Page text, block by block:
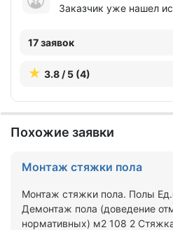
Заказчик уже нашел
17 заявок
3.8 / 5 (4)
Похожие заявки
Монтаж стяжки пола
Монтаж стяжки пола. Полы
Демонтаж пола (доведение
нормативных) м2 108 2